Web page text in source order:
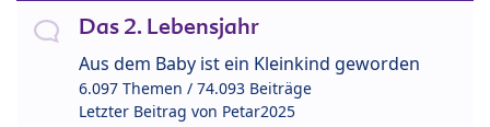
Das 2. Lebensjahr
Aus dem Baby ist ein Kleinkind geworden
6.097 Themen / 74.093 Beiträge
Letzter Beitrag von Petar2025